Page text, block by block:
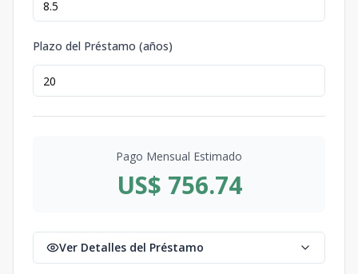
Plazo del Préstamo (años)
Pago Mensual Estimado
US$ 756.74
Ver Detalles del Préstamo